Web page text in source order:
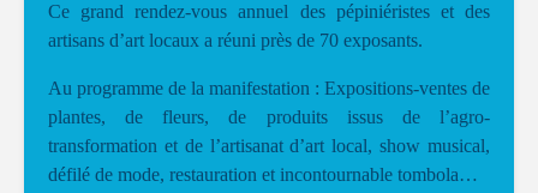
Ce grand rendez-vous annuel des pépiniéristes et des
artisans d’art locaux a réuni près de 70 exposants.
Au programme de la manifestation : Expositions-ventes de
plantes, de fleurs, de produits issus de l’agro-
transformation et de l’artisanat d’art local, show musical,
défilé de mode, restauration et incontournable tombola…